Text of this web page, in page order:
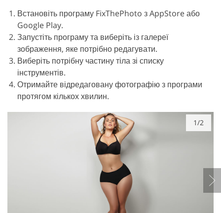
Встановіть програму FixThePhoto з AppStore або
Google Play.
Запустіть програму та виберіть із галереї
зображення, яке потрібно редагувати.
Виберіть потрібну частину тіла зі списку
інструментів.
Отримайте відредаговану фотографію з програми
протягом кількох хвилин.
1/2